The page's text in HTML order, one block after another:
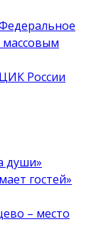
массовым
России
души»
гостей»
– место